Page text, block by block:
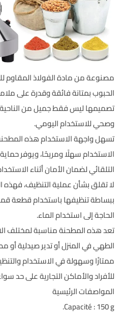
مصنوعة من مادة الفولاذ المقاوم
الحبوب بمتانة فائقة وقدرة على
تصميمها ليس فقط جميل من الناحية
وصحي للاستخدام اليومي.
تسهل واجهة الاستخدام هذه
الاستخدام سهلًا ومريحًا، ويوفر
التلقائي لضمان الأمان أثناء
لا تقلق بشأن عملية التنظيف،
ببساطة تنظيفها باستخدام قطعة
الحاجة إلى استخدام الماء.
تعد هذه المطحنة مناسبة لمختلف
الطهي في المنزل أو تدير صيدلية أو
ممتازًا وسهولة في الاستخدام
للأفراد والأماكن التجارية على حد
المواصفات الرئيسية
Capacité : 150 g.